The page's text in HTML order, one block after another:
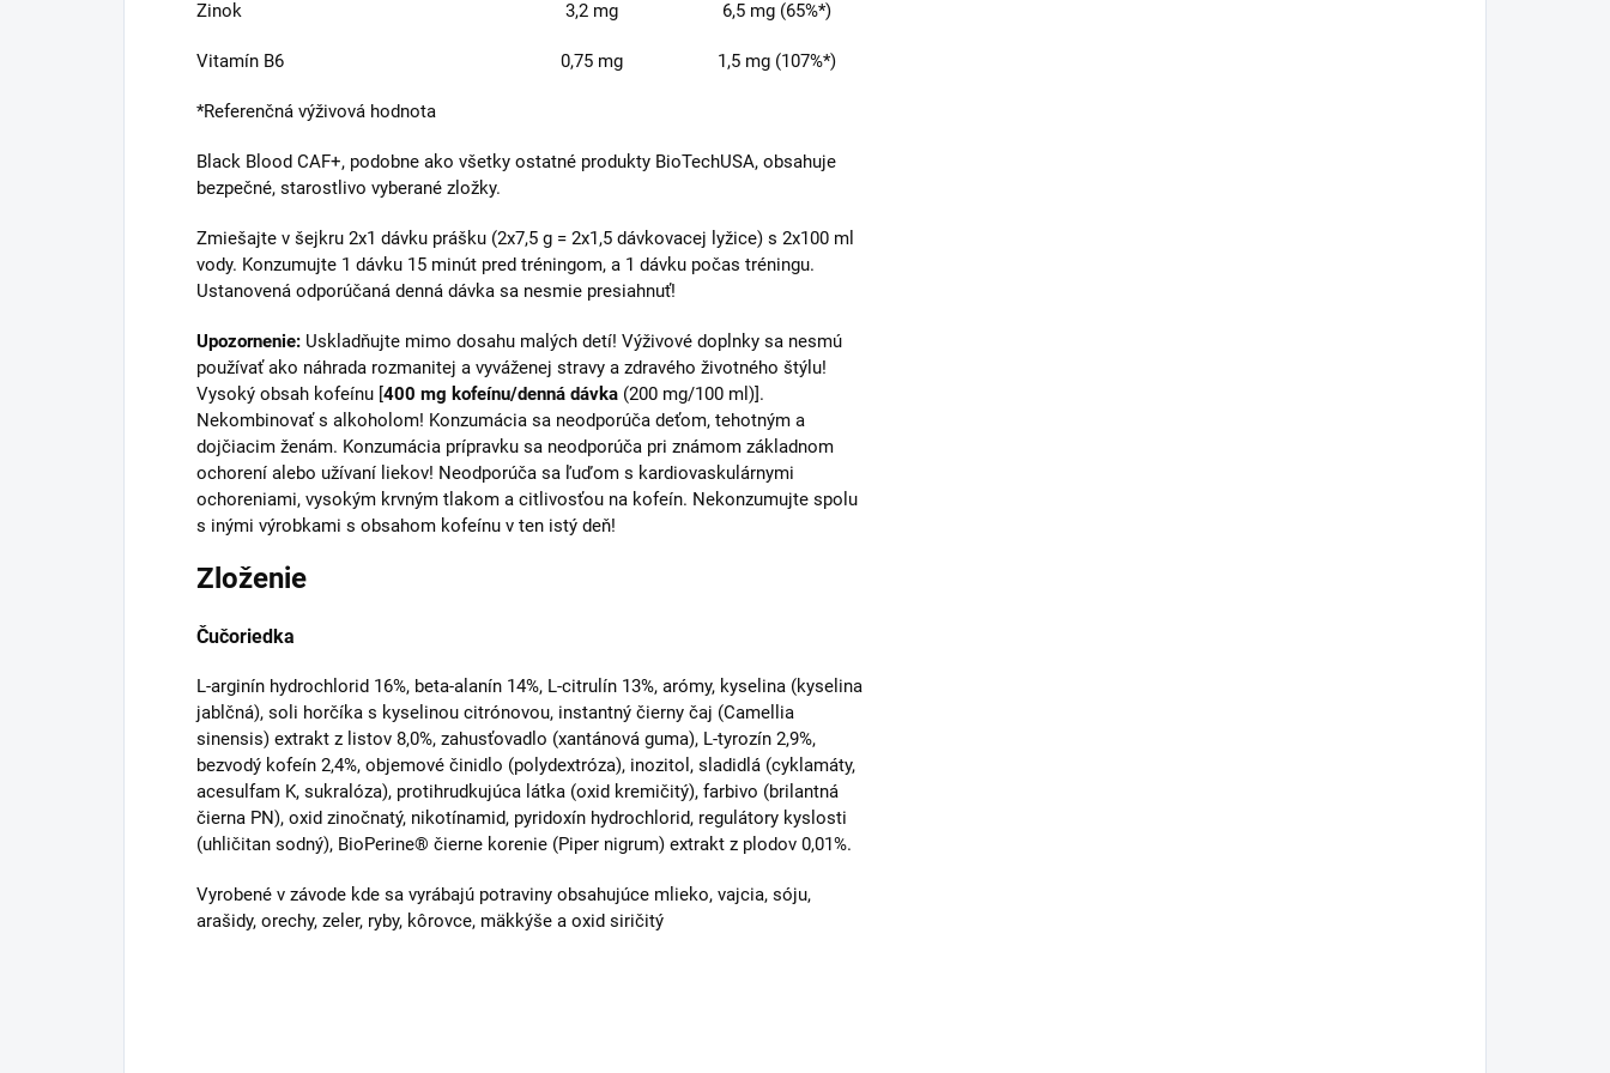
Zinok 3,2 mg 6,5 mg (65%*)
Vitamín B6 0,75 mg 1,5 mg (107%*)
*Referenčná výživová hodnota
Black Blood CAF+, podobne ako všetky ostatné produkty BioTechUSA, obsahuje
bezpečné, starostlivo vyberané zložky.
Zmiešajte v šejkru 2x1 dávku prášku (2x7,5 g = 2x1,5 dávkovacej lyžice) s 2x100 ml
vody. Konzumujte 1 dávku 15 minút pred tréningom, a 1 dávku počas tréningu.
Ustanovená odporúčaná denná dávka sa nesmie presiahnuť!
Upozornenie: Uskladňujte mimo dosahu malých detí! Výživové doplnky sa nesmú
používať ako náhrada rozmanitej a vyváženej stravy a zdravého životného štýlu!
Vysoký obsah kofeínu [400 mg kofeínu/denná dávka (200 mg/100 ml)].
Nekombinovať s alkoholom! Konzumácia sa neodporúča deťom, tehotným a
dojčiacim ženám. Konzumácia prípravku sa neodporúča pri známom základnom
ochorení alebo užívaní liekov! Neodporúča sa ľuďom s kardiovaskulárnymi
ochoreniami, vysokým krvným tlakom a citlivosťou na kofeín. Nekonzumujte spolu
s inými výrobkami s obsahom kofeínu v ten istý deň!
Zloženie
Čučoriedka
L-arginín hydrochlorid 16%, beta-alanín 14%, L-citrulín 13%, arómy, kyselina (kyselina
jablčná), soli horčíka s kyselinou citrónovou, instantný čierny čaj (Camellia
sinensis) extrakt z listov 8,0%, zahusťovadlo (xantánová guma), L-tyrozín 2,9%,
bezvodý kofeín 2,4%, objemové činidlo (polydextróza), inozitol, sladidlá (cyklamáty,
acesulfam K, sukralóza), protihrudkujúca látka (oxid kremičitý), farbivo (brilantná
čierna PN), oxid zinočnatý, nikotínamid, pyridoxín hydrochlorid, regulátory kyslosti
(uhličitan sodný), BioPerine® čierne korenie (Piper nigrum) extrakt z plodov 0,01%.
Vyrobené v závode kde sa vyrábajú potraviny obsahujúce mlieko, vajcia, sóju,
arašidy, orechy, zeler, ryby, kôrovce, mäkkýše a oxid siričitý